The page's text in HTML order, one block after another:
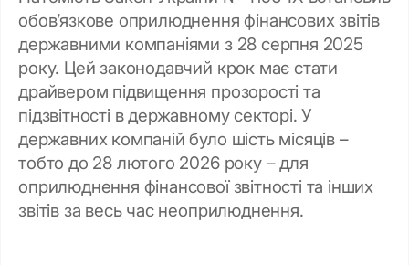
обовʼязкове оприлюднення фінансових звітів
державними компаніями з 28 серпня 2025
року. Цей законодавчий крок має стати
драйвером підвищення прозорості та
підзвітності в державному секторі. У
державних компаній було шість місяців –
тобто до 28 лютого 2026 року – для
оприлюднення фінансової звітності та інших
звітів за весь час неоприлюднення.